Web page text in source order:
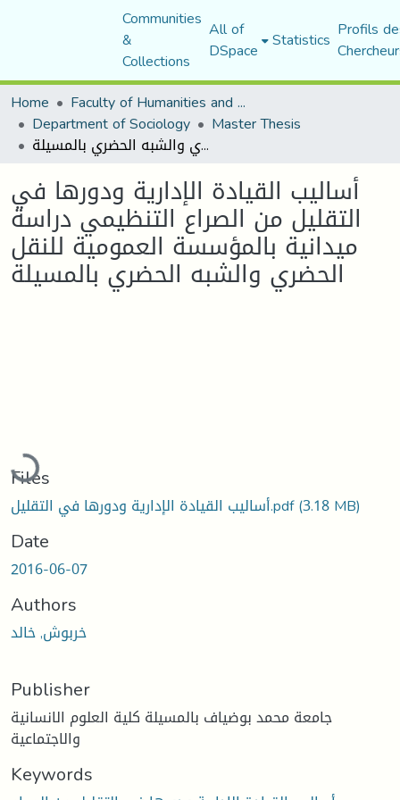
Communities
&
Collections
All of
DSpace Statistics Profils
Home
Faculty of Humanities and Social Sciences
Department of Sociology Master Thesis
أساليب القيادة الإدارية ودورها في التقليل من الصراع التنظيمي دراسة ميدانية بالمؤسسة العمومية للنقل الحضري والشبه الحضري بالمسيلة
أساليب القيادة الإدارية ودورها في
التقليل من الصراع التنظيمي دراسة
ميدانية بالمؤسسة العمومية للنقل
الحضري والشبه الحضري بالمسيلة
Loading...
Files
أساليب القيادة الإدارية ودورها في التقليل.pdf(3.18 MB)
Date
2016-06-07
Authors
خربوش, خالد
Publisher
جامعة محمد بوضياف بالمسيلة كلية العلوم الانسانية
والاجتماعية
Keywords